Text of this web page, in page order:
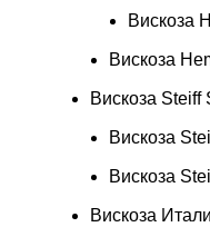
Вискоза
Вискоза
Вискоза Steiff
Вискоза
Вискоза
Вискоза